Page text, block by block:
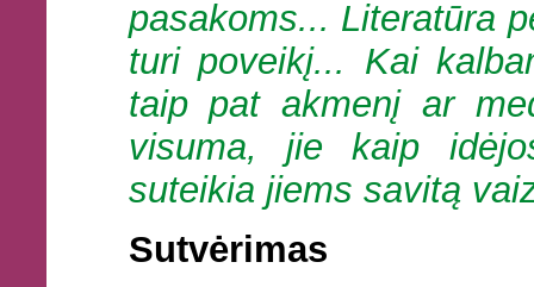
pasakoms... Literatūra
turi poveikį... Kai
taip pat akmenį ar
visuma, jie kaip
suteikia jiems savitą
Sutvėrimas